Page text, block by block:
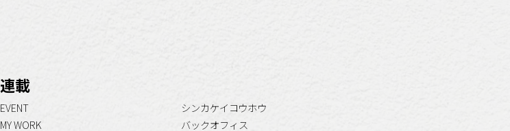
連載
EVENT
MY WORK
シンカケイコウホウ
バックオフィス